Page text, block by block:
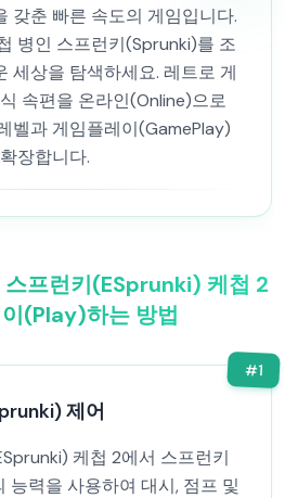
갖춘 빠른 속도의 게임입니다.
병인 스프런키(Sprunki)를 조
세상을 탐색하세요. 레트로 게
속편을 온라인(Online)으로
벨과 게임플레이(GamePlay)
장합니다.
스프런키(ESprunki) 케첩 2
(Play)하는 방법
#1
제어
케첩 2에서 스프런키
능력을 사용하여 대시, 점프 및